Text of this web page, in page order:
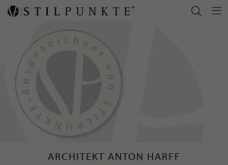
ARCHITEKT ANTON HARFF